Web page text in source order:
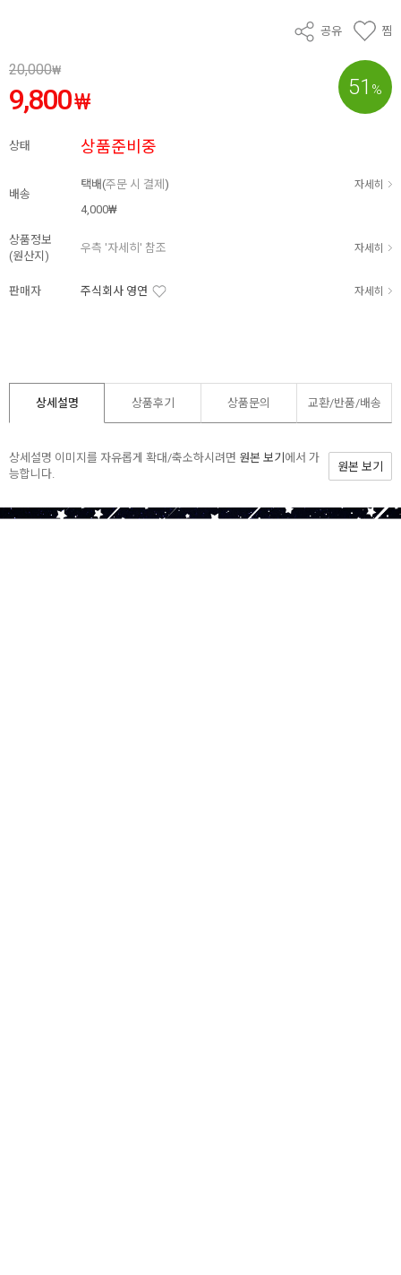
공유 찜
51 %
20,000₩
9,800₩
상태 상품준비중
배송
택배(주문 시 결제 ) 자세히
4,000₩
상품정보
(원산지)
우측 '자세히' 참조 자세히
판매자 주식회사 영연 자세히
상세설명 상품후기 상품문의 교환/반품/배송
상세설명 이미지를 자유롭게 확대/축소하시려면 원본 보기 에서 가
능합니다.
원본 보기